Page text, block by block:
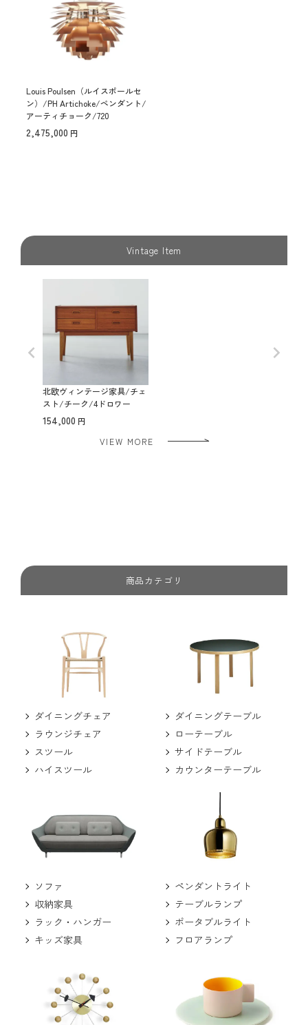
Louis Poulsen（ルイスポールセ
ン）/PH Artichoke/ペンダント/
アーティチョーク/720
2,475,000
Vintage Item
北欧ヴィンテージ家具/チェ
スト/チーク/4ドロワー
154,000
VIEW MORE
商品カテゴリ
ダイニングチェア
ラウンジチェア
スツール
ハイスツール
ダイニングテーブル
ローテーブル
サイドテーブル
カウンターテーブル
ソファ
収納家具
ラック・ハンガー
キッズ家具
ペンダントライト
テーブルランプ
ポータブルライト
フロアランプ